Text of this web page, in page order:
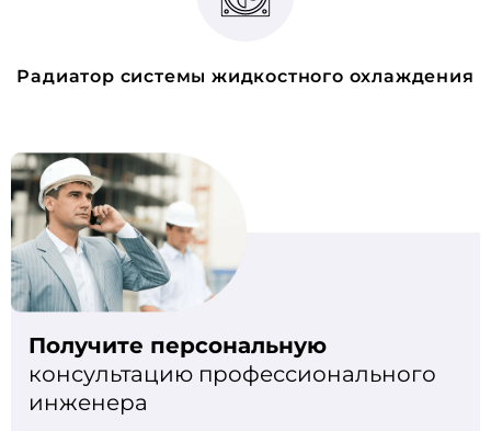
Радиатор системы жидкостного охлаждения
Получите персональную
консультацию профессионального
инженера